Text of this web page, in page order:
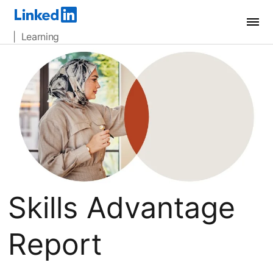
| Learning
Skills Advantage
Report